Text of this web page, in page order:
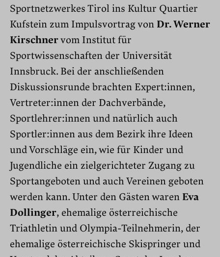
Sportnetzwerkes Tirol ins Kultur Quartier
Kufstein zum Impulsvortrag von Dr. Werner
Kirschnervom Institut für
Sportwissenschaften der Universität
Innsbruck. Bei der anschließenden
Diskussionsrunde brachten Expert:innen,
Vertreter:innen der Dachverbände,
Sportlehrer:innen und natürlich auch
Sportler:innen aus dem Bezirk ihre Ideen
und Vorschläge ein, wie für Kinder und
Jugendliche ein zielgerichteter Zugang zu
Sportangeboten und auch Vereinen geboten
werden kann. Unter den Gästen waren Eva
Dollinger, ehemalige österreichische
Triathletin und Olympia-Teilnehmerin, der
ehemalige österreichische Skispringer und